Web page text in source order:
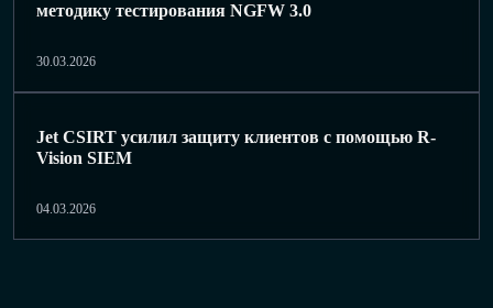
методику тестирования NGFW 3.0
30.03.2026
Jet CSIRT усилил защиту клиентов с помощью R-
Vision SIEM
04.03.2026